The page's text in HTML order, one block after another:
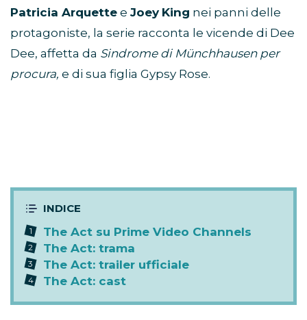
Patricia Arquette e Joey King nei panni delle
protagoniste, la serie racconta le vicende di Dee
Dee, affetta da Sindrome di Münchhausen per
procura, e di sua figlia Gypsy Rose.
The Act su Prime Video Channels
The Act: trama
The Act: trailer ufficiale
The Act: cast